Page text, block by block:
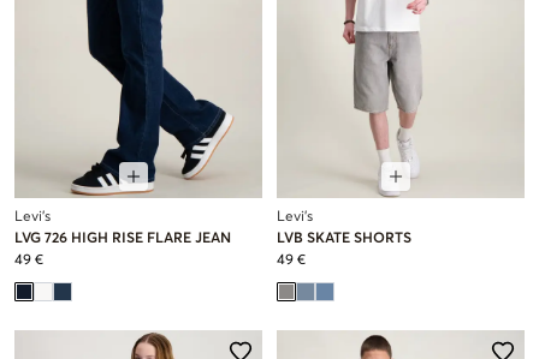
Levi's
LVG 726 HIGH RISE FLARE JEAN
49 €
Levi's
LVB SKATE SHORTS
49 €